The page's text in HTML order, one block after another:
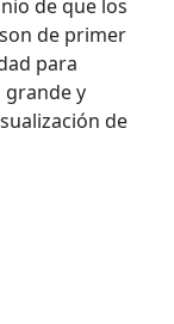
de que los
de primer
para
grande y
de